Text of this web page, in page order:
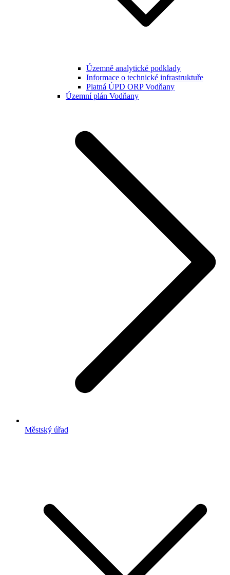
Územně analytické podklady
Informace o technické infrastruktuře
Platná ÚPD ORP Vodňany
Územní plán Vodňany
Městský úřad